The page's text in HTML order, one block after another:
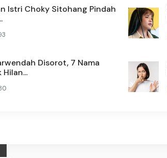
Istri Choky Sitohang Pindah
Disorot, 7 Nama